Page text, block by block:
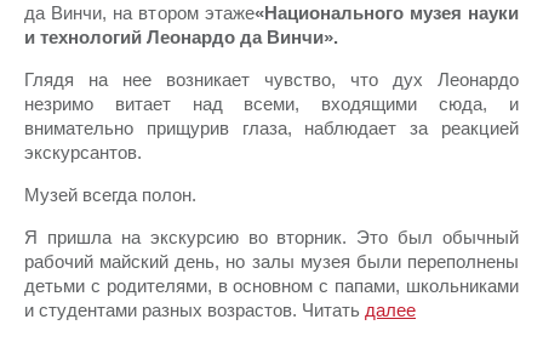
да Винчи, на втором этаже«Национального музея науки
и технологий Леонардо да Винчи».
Глядя на нее возникает чувство, что дух Леонардо
незримо витает над всеми, входящими сюда, и
внимательно прищурив глаза, наблюдает за реакцией
экскурсантов.
Музей всегда полон.
Я пришла на экскурсию во вторник. Это был обычный
рабочий майский день, но залы музея были переполнены
детьми с родителями, в основном с папами, школьниками
и студентами разных возрастов. Читать далее